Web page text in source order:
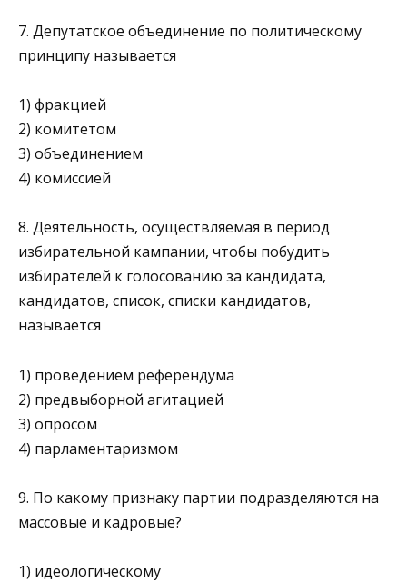
7. Депутатское объединение по политическому
принципу на­зывается
1) фракцией
2) комитетом
3) объединением
4) комиссией
8. Деятельность, осуществляемая в период
избирательной кам­пании, чтобы побудить
избирателей к голосованию за канди­дата,
кандидатов, список, списки кандидатов,
называется
1) проведением референдума
2) предвыборной агитацией
3) опросом
4) парламентаризмом
9. По какому признаку партии подразделяются на
массовые и кадровые?
1) идеологическому